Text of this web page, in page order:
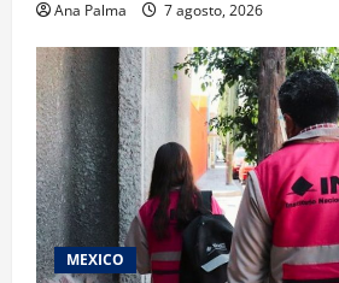
Ana Palma 7 agosto, 2026
MEXICO